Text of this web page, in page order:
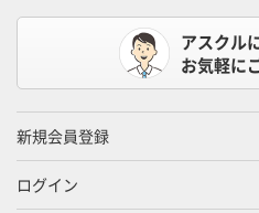
アスクル
お気軽に
新規会員登録
ログイン